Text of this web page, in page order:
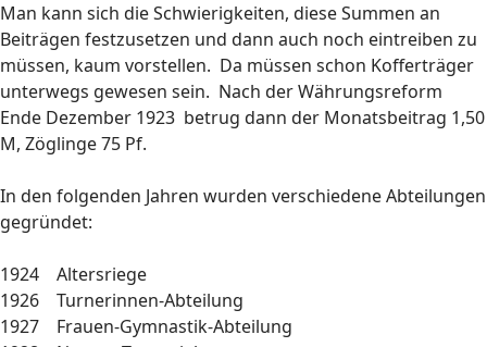
Man kann sich die Schwierigkeiten, diese Summen an
Beiträgen festzusetzen und dann auch noch eintreiben zu
müssen, kaum vorstellen. Da müssen schon Kofferträger
unterwegs gewesen sein. Nach der Währungsreform
Ende Dezember 1923 betrug dann der Monatsbeitrag 1,50
M, Zöglinge 75 Pf.
In den folgenden Jahren wurden verschiedene Abteilungen
gegründet:
1924 Altersriege
1926 Turnerinnen-Abteilung
1927 Frauen-Gymnastik-Abteilung